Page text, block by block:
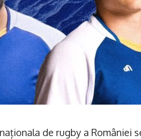
de rugby a României